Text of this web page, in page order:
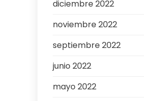
diciembre 2022
noviembre 2022
septiembre 2022
junio 2022
mayo 2022